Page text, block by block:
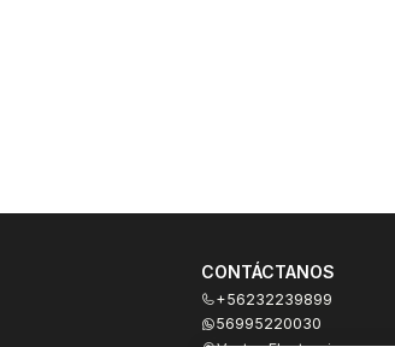
CONTÁCTANOS
+56232239899
56995220030